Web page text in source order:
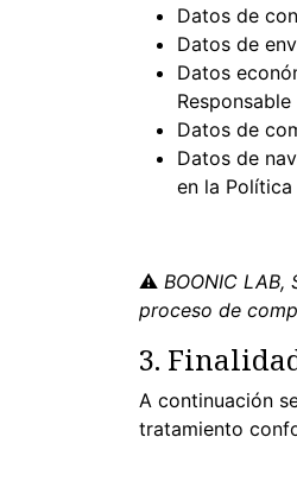
Datos de
Datos de
Datos
Datos de
Datos de
en la
⚠ BOONIC
proceso de
3.
A continuación
tratamiento